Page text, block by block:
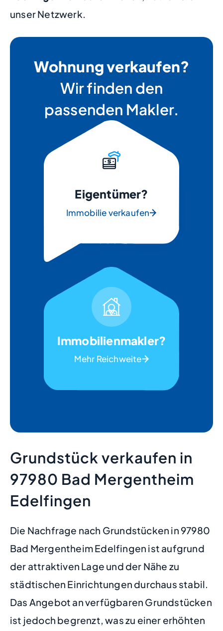
unser Netzwerk.
Wohnung verkaufen?
Wir finden den
passenden Makler.
Eigentümer?
Immobilie verkaufen
Immobilienmakler?
Mehr Reichweite
Grundstück verkaufen in
97980 Bad Mergentheim
Edelfingen
Die Nachfrage nach Grundstücken in 97980
Bad Mergentheim Edelfingen ist aufgrund
der attraktiven Lage und der Nähe zu
städtischen Einrichtungen durchaus stabil.
Das Angebot an verfügbaren Grundstücken
ist jedoch begrenzt, was zu einer erhöhten